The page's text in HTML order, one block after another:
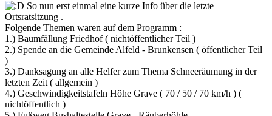
So nun erst einmal eine kurze Info über die letzte
Ortsratsitzung .
Folgende Themen waren auf dem Programm :
1.) Baumfällung Friedhof ( nichtöffentlicher Teil )
2.) Spende an die Gemeinde Alfeld - Brunkensen ( öffentlicher Teil
)
3.) Danksagung an alle Helfer zum Thema Schneeräumung in der
letzten Zeit ( allgemein )
4.) Geschwindigkeitstafeln Höhe Grave ( 70 / 50 / 70 km/h ) (
nichtöffentlich )